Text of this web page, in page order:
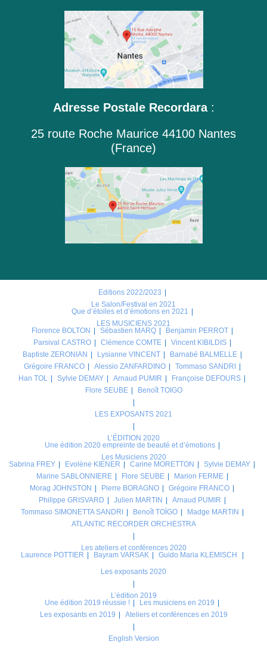
Adresse Postale Recordara:
25 route Roche Maurice 44100 Nantes
(France)
Editions 2022/2023
Le Salon/Festival en 2021
Que d’étoiles et d’émotions en 2021
LES MUSICIENS 2021
Florence BOLTON
Sébastien MARQ
Benjamin PERROT
Parsival CASTRO
Clémence COMTE
Vincent KIBILDIS
Baptiste ZERONIAN
Lysianne VINCENT
Barnabé BALMELLE
Grégoire FRANCO
Alessio ZANFARDINO
Tommaso SANDRI
Han TOL
Sylvie DEMAY Arnaud PUMIR
Françoise DEFOURS
Flore SEUBE
Benoît TOIGO
LES EXPOSANTS 2021
L’ÉDITION 2020
Une édition 2020 empreinte de beauté et d’émotions
Les Musiciens 2020
Sabrina FREY
Evolène KIENER Carine MORETTON
Sylvie DEMAY
Marine SABLONNIERE
Flore SEUBE
Marion FERME
Morag JOHNSTON
Pierre BORAGNO
Grégoire FRANCO
Philippe GRISVARD
Julien MARTIN
Arnaud PUMIR
Tommaso SIMONETTA SANDRI
Benoît TOÏGO
Madge MARTIN
ATLANTIC RECORDER ORCHESTRA
Les ateliers et conférences 2020
Laurence POTTIER
Bayram VARSAK
Guido Maria KLEMISCH
Les exposants 2020
L’édition 2019
Une édition 2019 réussie !
Les musiciens en 2019
Les exposants en 2019
Ateliers et conférences en 2019
English Version